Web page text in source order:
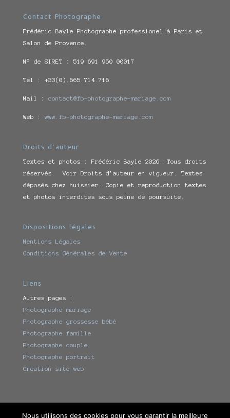
Contact Photographe
Frédéric Bayle Photographe professionel à Paris et
Salon de Provence.
N° de SIRET : 519 691 950 00017
Tel : +33(0).665.714.716
Mail : contact@fb-photographe-mariage.com
Web : www.fb-photographe-mariage.com
Droits d’auteur
Textes et photos : Frédéric Bayle 2026. Tous droits
réservés. Voir Droits d’auteur en vigueur. Textes
déposés chez huissier. Copie et reproduction textes
et photos interdites sous peine de poursuite.
Dispositions légales
Mentions Légales
Conditions Générales de Vente
Liens
Autres pages :
Photographe mariage
Photographe grossesse bébé
Photographe famille
Photographe couple
Photographe portrait
Creation site web
Nous utilisons des cookies pour vous garantir la meilleure